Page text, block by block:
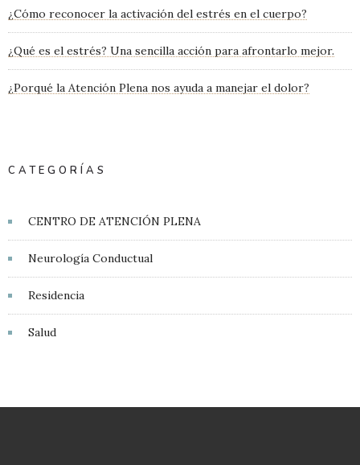
¿Cómo reconocer la activación del estrés en el cuerpo?
¿Qué es el estrés? Una sencilla acción para afrontarlo mejor.
¿Porqué la Atención Plena nos ayuda a manejar el dolor?
CATEGORÍAS
CENTRO DE ATENCIÓN PLENA
Neurología Conductual
Residencia
Salud